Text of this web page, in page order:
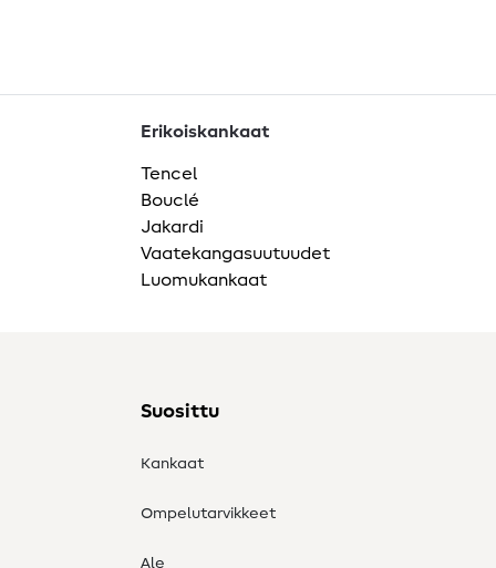
Erikoiskankaat
Tencel
Bouclé
Jakardi
Vaatekangasuutuudet
Luomukankaat
Suosittu
Kankaat
Ompelutarvikkeet
Ale